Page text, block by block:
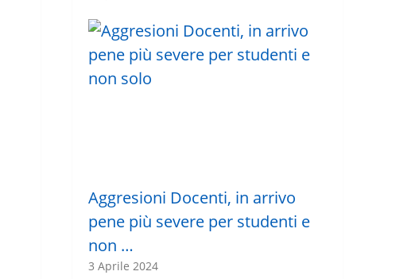
Aggresioni Docenti, in arrivo
pene più severe per studenti e
non …
3 Aprile 2024